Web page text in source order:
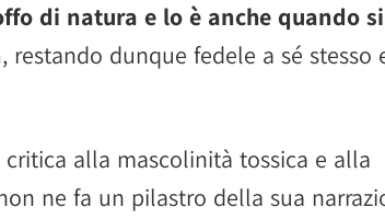
di natura e lo è anche quando si
, restando dunque fedele a sé stesso
alla mascolinità tossica e alla
ne fa un pilastro della sua